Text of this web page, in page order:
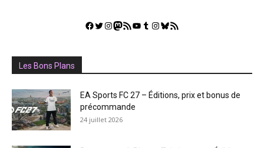
Facebook
Twitter
Instagram
Mastodon
Flux RSSYouTube
Tumblr
Instagram
Bluesky
GestGame
Les Bons Plans
EA Sports FC 27 – Éditions, prix et bonus de
précommande
24 juillet 2026